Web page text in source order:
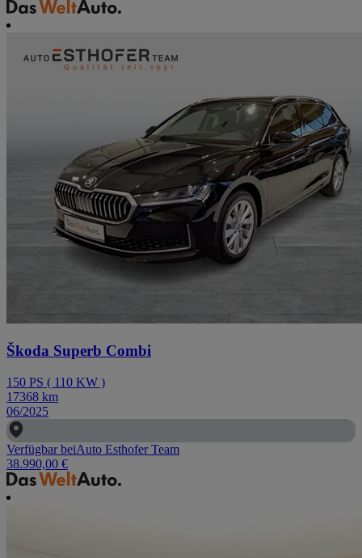
Škoda Superb Combi
150 PS ( 110 KW )
17368 km
06/2025
Verfügbar beiAuto Esthofer Team
38.990,00 €